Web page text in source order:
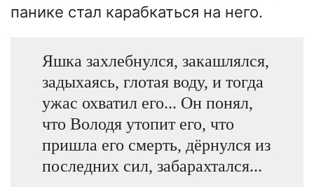
панике стал карабкаться на него.
Яшка захлебнулся, закашлялся,
задыхаясь, глотая воду, и тогда
ужас охватил его... Он понял,
что Володя утопит его, что
пришла его смерть, дёрнулся из
последних сил, забарахтался...